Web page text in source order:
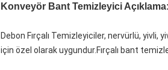
Konveyör Bant Temizleyici Açıklama:
Debon Fırçalı Temizleyiciler, nervürlü, yivli,
için özel olarak uygundur.Fırçalı bant